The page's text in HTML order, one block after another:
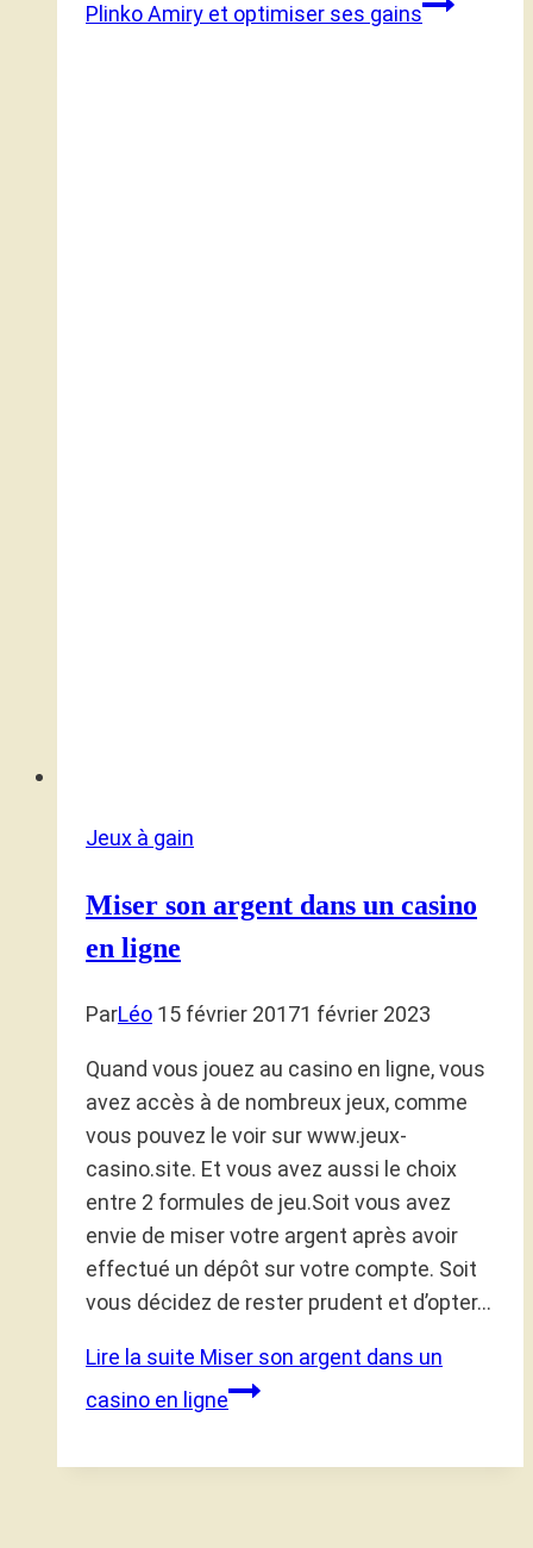
Plinko Amiry et optimiser ses gains
Jeux à gain
Miser son argent dans un casino
en ligne
ParLéo 15 février 20171 février 2023
Quand vous jouez au casino en ligne, vous
avez accès à de nombreux jeux, comme
vous pouvez le voir sur www.jeux-
casino.site. Et vous avez aussi le choix
entre 2 formules de jeu.Soit vous avez
envie de miser votre argent après avoir
effectué un dépôt sur votre compte. Soit
vous décidez de rester prudent et d’opter…
Lire la suite Miser son argent dans un
casino en ligne